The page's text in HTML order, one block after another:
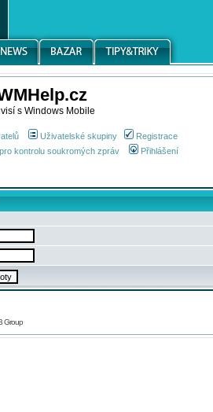
s Windows Mobile
Uživatelské skupiny
Registrace
kontrolu soukromých zpráv Přihlášení
Group